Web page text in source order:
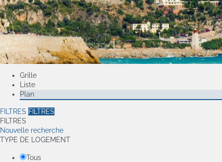
Grille
Liste
Plan
FILTRES FILTRES
FILTRES
Nouvelle recherche
TYPE DE LOGEMENT
Tous